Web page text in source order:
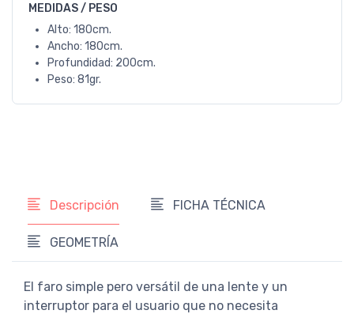
MEDIDAS / PESO
Alto: 180cm.
Ancho: 180cm.
Profundidad: 200cm.
Peso: 81gr.
Descripción FICHA TÉCNICA
GEOMETRÍA
El faro simple pero versátil de una lente y un
interruptor para el usuario que no necesita